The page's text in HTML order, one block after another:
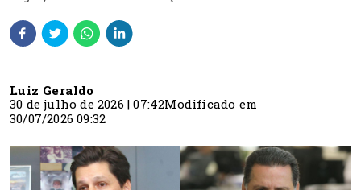
Luiz Geraldo
30 de julho de 2026 | 07:42Modificado em
30/07/2026 09:32